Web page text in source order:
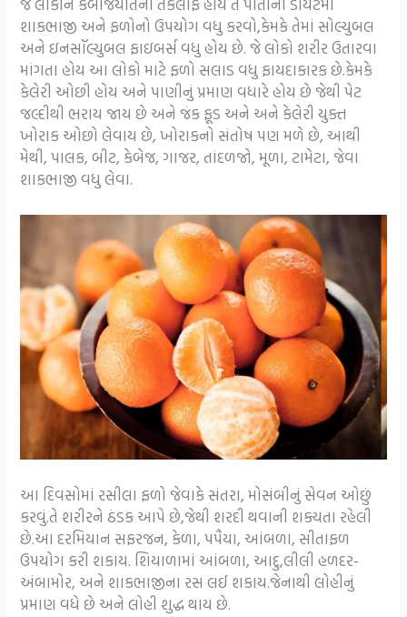
શાકભાજી અને ફળોનો ઉપયોગ વધુ કરવો,કેમકે તેમાં સોલ્યુબલ
અને ઇનસૉલ્યુબલ ફાઇબર્સ વધુ હોય છે. જે લોકો શરીર ઉતારવા
માંગતા હોય આ લોકો માટે ફળો સલાડ વધુ ફાયદાકારક છે.કેમકે
કેલેરી ઓછી હોય અને પાણીનું પ્રમાણ વધારે હોય છે જેથી પેટ
જલ્દીથી ભરાય જાય છે અને જંક ફૂડ અને અને કેલેરી યુક્ત
ખોરાક ઓછો લેવાય છે, ખોરાકનો સંતોષ પણ મળે છે, આથી
મેથી, પાલક, બીટ, કેબેજ, ગાજર, તાંદળજો, મૂળા, ટામેટા, જેવા
શાકભાજી વધુ લેવા.
આ દિવસોમાં રસીલા ફળો જેવાકે સંતરા, મોસંબીનું સેવન ઓછું
કરવું.તે શરીરને ઠંડક આપે છે,જેથી શરદી થવાની શક્યતા રહેલી
છે.આ દરમિયાન સફરજન, કેળા, પપૈયા, આંબળા, સીતાફળ
ઉપયોગ કરી શકાય. શિયાળામાં આંબળા, આદુ,લીલી હળદર-
અંબામોર, અને શાકભાજીના રસ લઈ શકાય.જેનાથી લોહીનું
પ્રમાણ વધે છે અને લોહી શુદ્ધ થાય છે.